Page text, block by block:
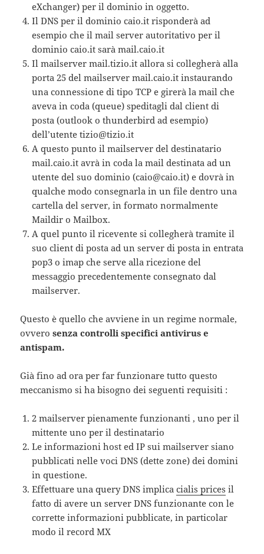
eXchanger) per il dominio in oggetto.
Il DNS per il dominio caio.it risponderà ad
esempio che il mail server autoritativo per il
dominio caio.it sarà mail.caio.it
Il mailserver mail.tizio.it allora si collegherà alla
porta 25 del mailserver mail.caio.it instaurando
una connessione di tipo TCP e girerà la mail che
aveva in coda (queue) speditagli dal client di
posta (outlook o thunderbird ad esempio)
dell’utente tizio@tizio.it
A questo punto il mailserver del destinatario
mail.caio.it avrà in coda la mail destinata ad un
utente del suo dominio (caio@caio.it) e dovrà in
qualche modo consegnarla in un file dentro una
cartella del server, in formato normalmente
Maildir o Mailbox.
A quel punto il ricevente si collegherà tramite il
suo client di posta ad un server di posta in entrata
pop3 o imap che serve alla ricezione del
messaggio precedentemente consegnato dal
mailserver.
Questo è quello che avviene in un regime normale,
ovverosenza controlli specifici antivirus e
antispam.
Già fino ad ora per far funzionare tutto questo
meccanismo si ha bisogno dei seguenti requisiti :
2 mailserver pienamente funzionanti , uno per il
mittente uno per il destinatario
Le informazioni host ed IP sui mailserver siano
pubblicati nelle voci DNS (dette zone) dei domini
in questione.
Effettuare una query DNS implicacialis prices il
fatto di avere un server DNS funzionante con le
corrette informazioni pubblicate, in particolar
modo il record MX